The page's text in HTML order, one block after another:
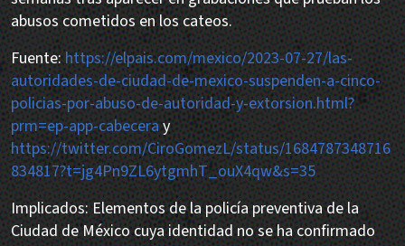
abusos cometidos en los cateos.
Fuente:https://elpais.com/mexico/2023-07-27/las-
autoridades-de-ciudad-de-mexico-suspenden-a-cinco-
policias-por-abuso-de-autoridad-y-extorsion.html?
prm=ep-app-cabeceray
https://twitter.com/CiroGomezL/status/1684787348716
834817?t=jg4Pn9ZL6ytgmhT_ouX4qw&s=35
Implicados: Elementos de la policía preventiva de la
Ciudad de México cuya identidad no se ha confirmado